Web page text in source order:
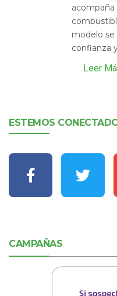
modelo se
confianza
Leer
ESTEMOS
CAMPAÑAS